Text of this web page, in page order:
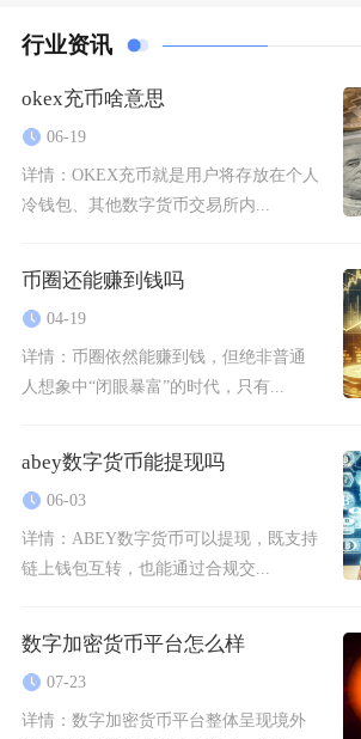
行业资讯
okex充币啥意思
06-19
详情： OKEX充币就是用户将存放在个人
冷钱包、其他数字货币交易所内...
币圈还能赚到钱吗
04-19
详情： 币圈依然能赚到钱，但绝非普通
人想象中“闭眼暴富”的时代，只有...
abey数字货币能提现吗
06-03
详情： ABEY数字货币可以提现，既支持
链上钱包互转，也能通过合规交...
数字加密货币平台怎么样
07-23
详情： 数字加密货币平台整体呈现境外